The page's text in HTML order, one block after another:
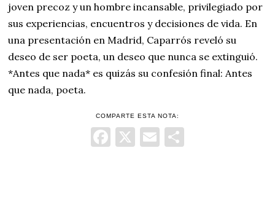
joven precoz y un hombre incansable, privilegiado por
sus experiencias, encuentros y decisiones de vida. En
una presentación en Madrid, Caparrós reveló su
deseo de ser poeta, un deseo que nunca se extinguió.
*Antes que nada* es quizás su confesión final: Antes
que nada, poeta.
COMPARTE ESTA NOTA:
Facebook
X Email